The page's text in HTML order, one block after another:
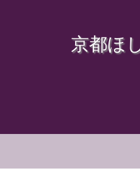
京都ほ